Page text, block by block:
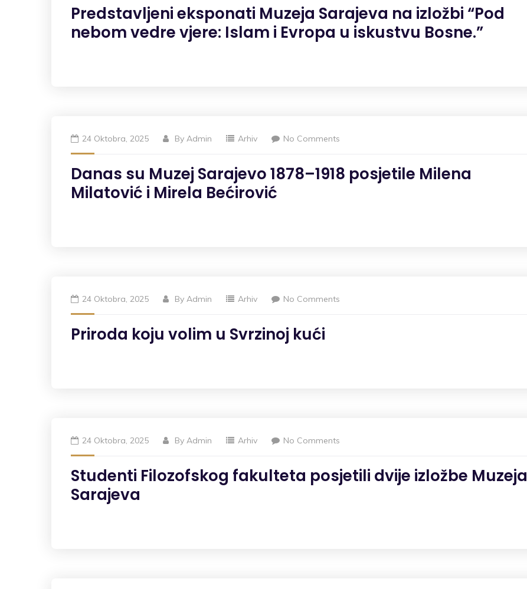
Predstavljeni eksponati Muzeja Sarajeva na izložbi “Pod
nebom vedre vjere: Islam i Evropa u iskustvu Bosne.”
24 Oktobra, 2025 By Admin Arhiv No Comments
Danas su Muzej Sarajevo 1878–1918 posjetile Milena
Milatović i Mirela Bećirović
24 Oktobra, 2025 By Admin Arhiv No Comments
Priroda koju volim u Svrzinoj kući
24 Oktobra, 2025 By Admin Arhiv No Comments
Studenti Filozofskog fakulteta posjetili dvije izložbe Muzeja
Sarajeva